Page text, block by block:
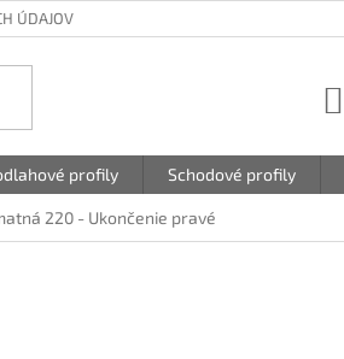
ÚDAJOV
profily Schodové profily
220 - Ukončenie pravé